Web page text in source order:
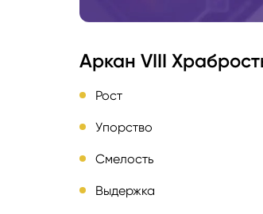
Аркан VIII
Рост
Упорство
Смелость
Выдержка